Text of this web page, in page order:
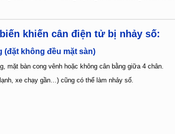
khiến cân điện tử bị nhảy số:
(đặt không đều mặt sàn)
mặt bàn cong vênh hoặc không cân bằng giữa 4 chân.
xe chạy gần…) cũng có thể làm nhảy số.